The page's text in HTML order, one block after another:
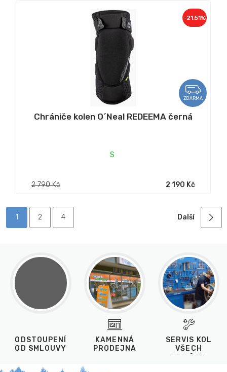
ZDARMA
-21.51%
Chrániče kolen O´Neal REDEEMA černá
S
2 790 Kč 2 190 Kč
1 2 4 Další
ODSTOUPENÍ
OD SMLOUVY
KAMENNÁ
PRODEJNA
SERVIS KOL
VŠECH
ZNAČEK